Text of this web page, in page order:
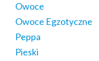
Owoce
Owoce Egzotyczne
Peppa
Pieski